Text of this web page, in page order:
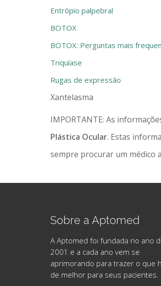
Entrópio palpebral
BOTOX
BOTOX: Perguntas mais
Triquíase
Rugas de expressão
Xantelasma
IMPORTANTE: As
Plástica Ocular. Estas
sempre procurar um médico
Sobre a Aptomed
A Aptomed foi fundada no ano
2001 e a cada ano vem se
aprimorando para trazer o que
de melhor para seus pacientes.